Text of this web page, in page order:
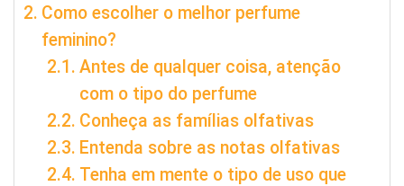
Como escolher o melhor perfume
feminino?
Antes de qualquer coisa, atenção
com o tipo do perfume
Conheça as famílias olfativas
Entenda sobre as notas olfativas
Tenha em mente o tipo de uso que